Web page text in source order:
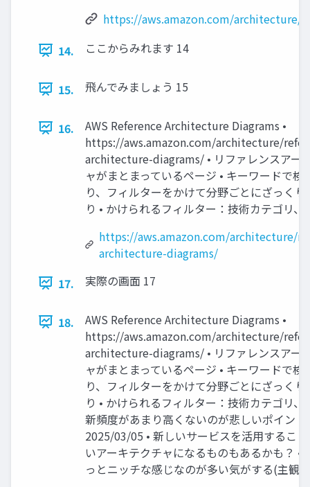
https://aws.amazon.com/architecture/
14.
ここからみれます 14
15. 飛んでみましょう 15
16.
AWS Reference Architecture Diagrams •
https://aws.amazon.com/architecture/
architecture-diagrams/ • リファレンスアー
ャがまとまっているページ • キーワードで検
り、フィルターをかけて分野ごとにざっく
り • かけられるフィルター：技術カテゴリ、
https://aws.amazon.com/architecture/
architecture-diagrams/
17.
実際の画面 17
18.
AWS Reference Architecture Diagrams •
https://aws.amazon.com/architecture/
architecture-diagrams/ • リファレンスアー
ャがまとまっているページ • キーワードで検
り、フィルターをかけて分野ごとにざっく
り • かけられるフィルター：技術カテゴリ、
新頻度があまり高くないのが悲しいポイント
2025/03/05 • 新しいサービスを活用するこ
いアーキテクチャになるものもあるかも？ •
っとニッチな感じなのが多い気がする(主観)